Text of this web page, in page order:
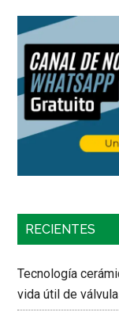
RECIENTES
Tecnología
vida útil de